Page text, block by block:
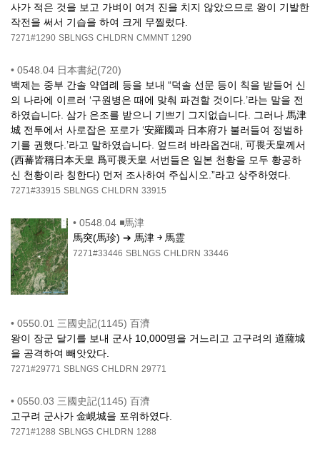
사가 적은 것을 보고 가벼이 여겨 진을 치지 않았으므로 왕이 기발한
작전을 써서 기습을 하여 크게 무찔렀다.
7271#1290 SBLNGS CHLDRN CMMNT 1290
• 0548.04 日本書紀(720)
백제는 중부 간솔 약엽례 등을 보내 “덕솔 선문 등이 칙을 받들어 신
의 나라에 이르러 ‘구원병은 때에 맞춰 파견할 것이다.’라는 말을 전
하였습니다. 삼가 은조를 받으니 기쁘기 그지없습니다. 그러나 馬津
城 전투에서 사로잡은 포로가 ‘安羅國과 日本府가 불러들여 정벌하
기를 권했다.’라고 말하였습니다. 엎드려 바라옵건대, 可畏天皇께서
(西蕃皆稱日本天皇 爲可畏天皇 서번들은 일본 천황을 모두 황공하
신 천황이라 칭한다) 먼저 조사하여 주십시오.”라고 상주하였다.
7271#33915 SBLNGS CHLDRN 33915
• 0548.04 ◾馬津
馬突(馬珍) ➔ 馬津 ￫ 馬霊
7271#33446 SBLNGS CHLDRN 33446
• 0550.01 三國史記(1145) 百濟
왕이 장군 달기를 보내 군사 10,000명을 거느리고 고구려의 道薩城
을 공격하여 빼앗았다.
7271#29771 SBLNGS CHLDRN 29771
• 0550.03 三國史記(1145) 百濟
고구려 군사가 金峴城을 포위하였다.
7271#1288 SBLNGS CHLDRN 1288